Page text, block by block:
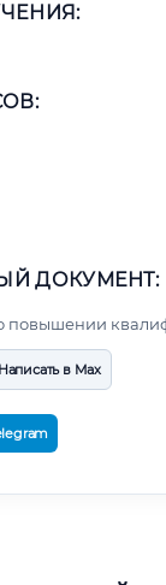
ДОКУМЕНТ:
повышении
Написать в Max